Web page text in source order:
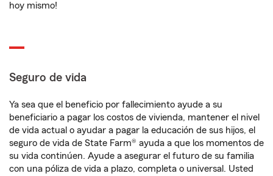
hoy mismo!
Seguro de vida
Ya sea que el beneficio por fallecimiento ayude a su
beneficiario a pagar los costos de vivienda, mantener el nivel
de vida actual o ayudar a pagar la educación de sus hijos, el
seguro de vida de State Farm® ayuda a que los momentos de
su vida continúen. Ayude a asegurar el futuro de su familia
con una póliza de vida a plazo, completa o universal. Usted